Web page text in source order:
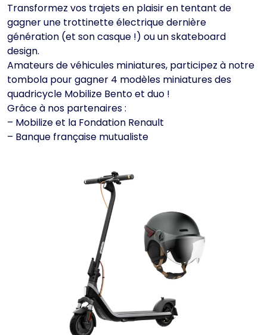
Transformez vos trajets en plaisir en tentant de
gagner une trottinette électrique dernière
génération (et son casque !) ou un skateboard
design.
Amateurs de véhicules miniatures, participez à notre
tombola pour gagner 4 modèles miniatures des
quadricycle Mobilize Bento et duo !
Grâce à nos partenaires :
– Mobilize et la Fondation Renault
– Banque française mutualiste